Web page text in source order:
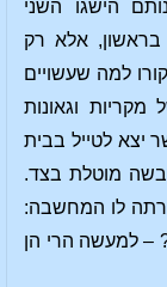
הישגו השני
בראשון, אלא רק
למה שעשויים
מקריות וגאונות
יצא לטייל בבית
מוטלת בצד.
לו המחשבה:
– למעשה הרי הן